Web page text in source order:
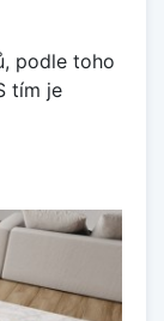
podle toho
tím je